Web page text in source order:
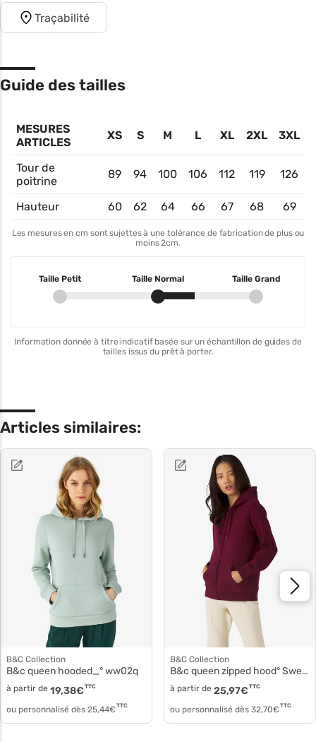
Traçabilité
Guide des tailles
MESURES
ARTICLES
XS S M L XL 2XL 3XL
Tour de
poitrine
89 94 100 106 112 119 126
Hauteur 60 62 64 66 67 68 69
Les mesures en cm sont sujettes à une tolérance de fabrication de plus ou
moins 2cm.
Taille Petit Taille Normal Taille Grand
Information donnée à titre indicatif basée sur un échantillon de guides de
tailles issus du prêt à porter.
Articles similaires:
B&C Collection
B&c queen hooded_° ww02q
à partir de 19,38€ TTC
ou personnalisé dès 25,44€ TTC
B&C Collection
B&c queen zipped hood° Sweat à capuche ww03q
à partir de 25,97€ TTC
ou personnalisé dès 32,70€ TTC